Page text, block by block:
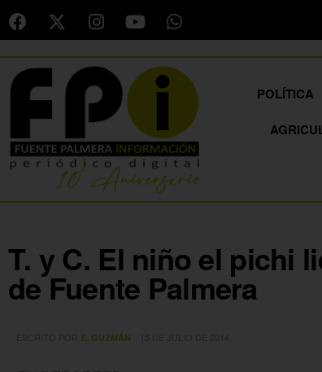
POLÍTICA
T. y C. El niño el pichi
de Fuente Palmera
E. GUZMÁN